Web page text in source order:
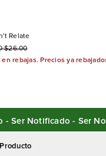
Relate
$26.00
rebajas. Precios ya
Muy Pronto - Ser